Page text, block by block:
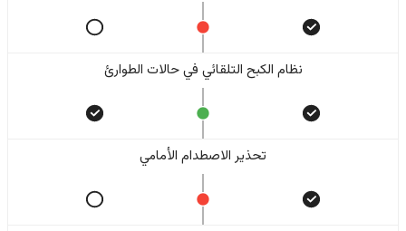
نظام الكبح التلقائي في حالات الطوارئ
تحذير الاصطدام الأمامي